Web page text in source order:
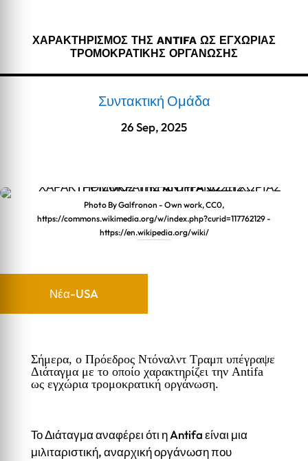
ΧΑΡΑΚΤΗΡΙΣΜΟΣ ΤΗΣ ANTIFA ΩΣ ΕΓΧΩΡΙΑΣ
ΤΡΟΜΟΚΡΑΤΙΚΗΣ ΟΡΓΑΝΩΣΗΣ
Συντακτική Ομάδα
26 Sep, 2025
Photo By Galfronon - Own work, CC0,
https://commons.wikimedia.org/w/index.php?curid=117762129 -
https://en.wikipedia.org/wiki/
Νέα-USA
Σήμερα, ο Πρόεδρος Ντόναλντ Τραμπ υπέγραψε
Διάταγμα με το οποίο χαρακτηρίζει την Antifa
ως εγχώρια τρομοκρατική οργάνωση.
Το Διάταγμα αναφέρει ότι η Antifa είναι μια
μιλιταριστική, αναρχική οργάνωση που